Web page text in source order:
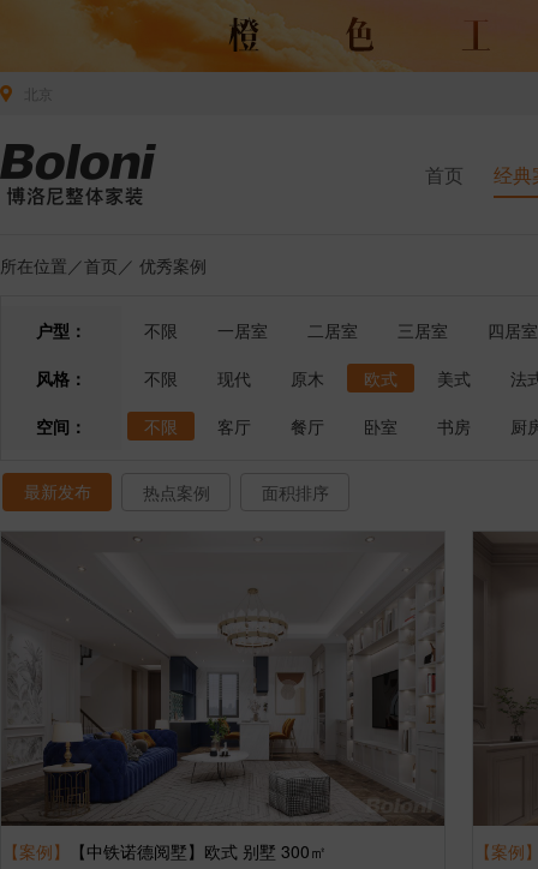
首页 经典
所在位置／首页 ／ 优秀案例
户型： 不限 一居室 二居室 三居室
四居室
风格：
不限 现代 原木 欧式 美式
法
空间：
不限 客厅 餐厅 卧室 书房 厨
最新发布 热点案例 面积排序
【案例】 【中铁诺德阅墅】欧式 别墅 300㎡ 【案例